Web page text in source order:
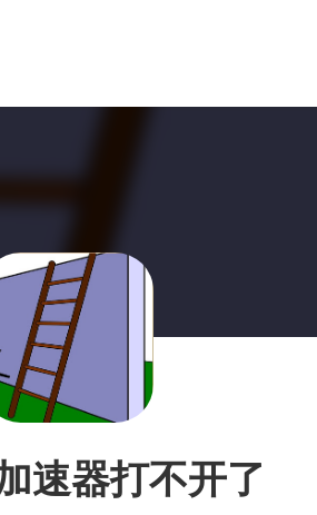
速器打不开了